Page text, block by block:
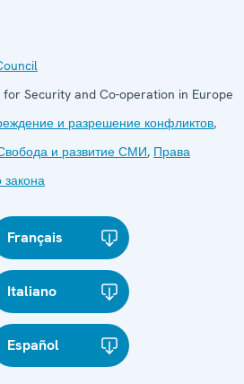
for Security and Co-operation in Europe
и разрешение конфликтов,
и развитие СМИ, Права
закона
Français
Italiano
Español